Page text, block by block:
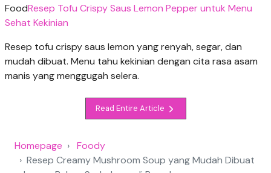
FoodResep Tofu Crispy Saus Lemon Pepper untuk Menu
Sehat Kekinian
Resep tofu crispy saus lemon yang renyah, segar, dan
mudah dibuat. Menu tahu kekinian dengan cita rasa asam
manis yang menggugah selera.
Read Entire Article
Homepage
Foody
Resep Creamy Mushroom Soup yang Mudah Dibuat